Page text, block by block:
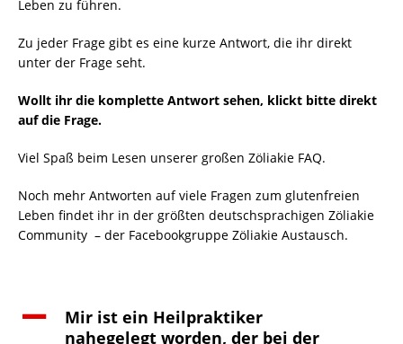
Leben zu führen.
Zu jeder Frage gibt es eine kurze Antwort, die ihr direkt
unter der Frage seht.
Wollt ihr die komplette Antwort sehen, klickt bitte direkt
auf die Frage.
Viel Spaß beim Lesen unserer großen Zöliakie FAQ.
Noch mehr Antworten auf viele Fragen zum glutenfreien
Leben findet ihr in der größten deutschsprachigen Zöliakie
Community – der Facebookgruppe Zöliakie Austausch.
A
Mir ist ein Heilpraktiker
nahegelegt worden, der bei der